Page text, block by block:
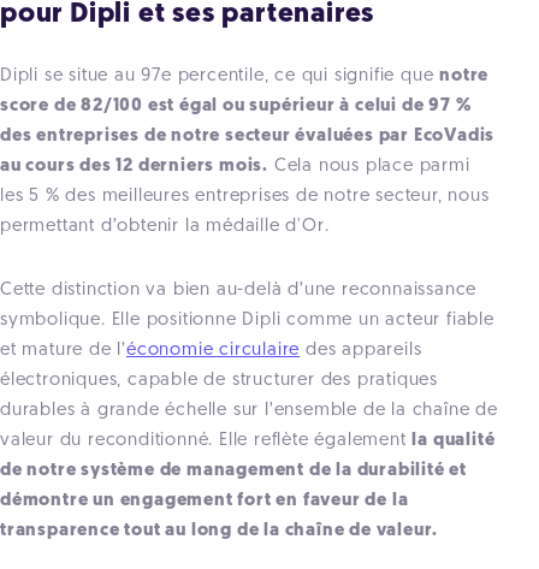
pour Dipli et ses partenaires
Dipli se situe au 97e percentile, ce qui signifie quenotre
score de 82/100 est égal ou supérieur à celui de 97 %
des entreprises de notre secteur évaluées par EcoVadis
au cours des 12 derniers mois. Cela nous place parmi
les 5 % des meilleures entreprises de notre secteur, nous
permettant d’obtenir la médaille d'Or.
Cette distinction va bien au-delà d’une reconnaissance
symbolique. Elle positionne Dipli comme un acteur fiable
et mature de l’économie circulaire des appareils
électroniques, capable de structurer des pratiques
durables à grande échelle sur l’ensemble de la chaîne de
valeur du reconditionné. Elle reflète égalementla qualité
de notre système de management de la durabilité et
démontre un engagement fort en faveur de la
transparence tout au long de la chaîne de valeur.